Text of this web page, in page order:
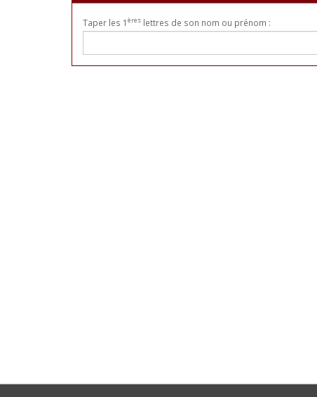
Taper les 1 ères lettres de son nom ou prénom :